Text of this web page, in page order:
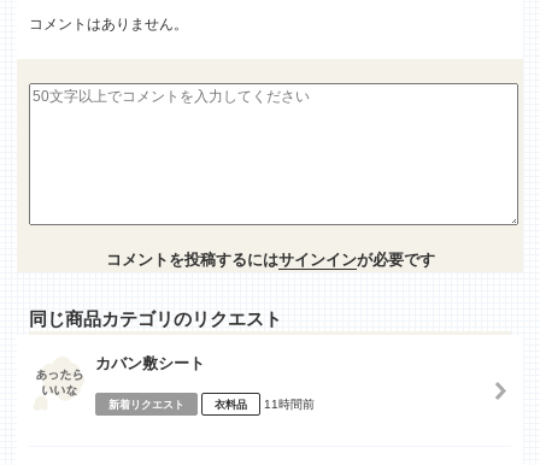
コメントはありません。
コメントを投稿するにはサインインが必要です
同じ商品カテゴリのリクエスト
カバン敷シート
新着リクエスト 衣料品 11時間前